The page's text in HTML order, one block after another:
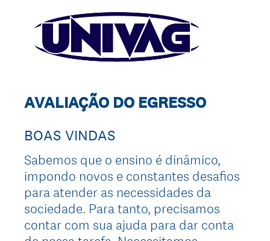
AVALIAÇÃO DO EGRESSO
BOAS VINDAS
Sabemos que o ensino é dinâmico,
impondo novos e constantes desafios
para atender as necessidades da
sociedade. Para tanto, precisamos
contar com sua ajuda para dar conta